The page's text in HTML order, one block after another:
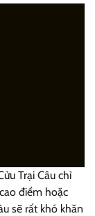
Trại Câu chỉ
điểm hoặc
sẽ rất khó khăn